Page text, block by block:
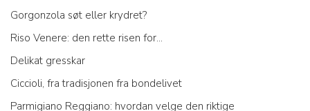
Gorgonzola søt eller krydret?
Riso Venere: den rette risen for...
Delikat gresskar
Ciccioli, fra tradisjonen fra bondelivet
Parmigiano Reggiano: hvordan velge den riktige